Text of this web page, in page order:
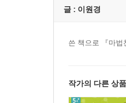
글 : 이원경
쓴 책으로 『마법
작가의 다른 상품